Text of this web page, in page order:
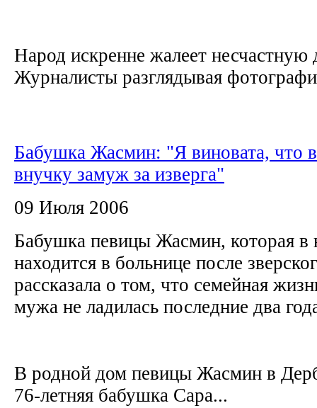
Народ искренне жалеет несчастную
Журналисты разглядывая
Бабушка Жасмин: "Я виновата, что
внучку замуж за изверга"
09 Июля 2006
Бабушка певицы Жасмин, которая в
находится в больнице после
рассказала о том, что семейная
мужа не ладилась последние два
В родной дом певицы Жасмин в
76-летняя бабушка Сара...